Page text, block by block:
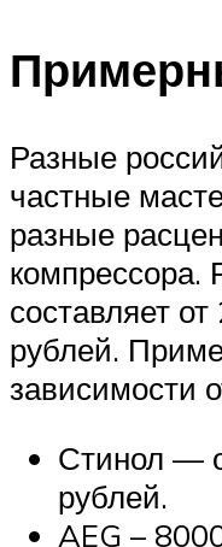
Разные
частные
разные
компрессора.
составляет
рублей.
зависимости
Стинол —
рублей.
AEG –